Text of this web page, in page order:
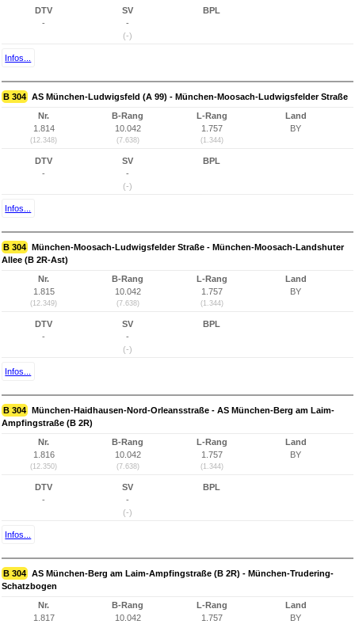
DTV
-
SV
-
(-)
BPL
Infos...
B 304 AS München-Ludwigsfeld (A 99) - München-Moosach-Ludwigsfelder Straße
Nr.
1.814
(12.348)
B-Rang
10.042
(7.638)
L-Rang
1.757
(1.344)
Land
BY
DTV
-
SV
-
(-)
BPL
Infos...
B 304 München-Moosach-Ludwigsfelder Straße - München-Moosach-Landshuter
Allee (B 2R-Ast)
Nr.
1.815
(12.349)
B-Rang
10.042
(7.638)
L-Rang
1.757
(1.344)
Land
BY
DTV
-
SV
-
(-)
BPL
Infos...
B 304 München-Haidhausen-Nord-Orleansstraße - AS München-Berg am Laim-
Ampfingstraße (B 2R)
Nr.
1.816
(12.350)
B-Rang
10.042
(7.638)
L-Rang
1.757
(1.344)
Land
BY
DTV
-
SV
-
(-)
BPL
Infos...
B 304 AS München-Berg am Laim-Ampfingstraße (B 2R) - München-Trudering-
Schatzbogen
Nr.
1.817
B-Rang
10.042
L-Rang
1.757
Land
BY